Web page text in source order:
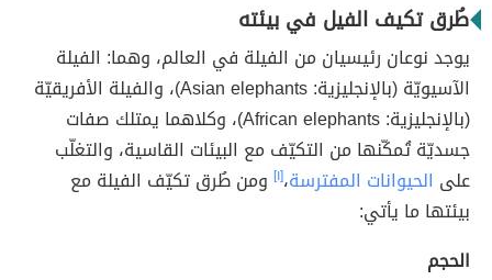
طُرق تكيف الفيل في بيئته
يوجد نوعان رئيسيان من الفيلة في العالم، وهما: الفيلة
الآسيويّة (بالإنجليزية: Asian elephants)، والفيلة الأفريقيّة
(بالإنجليزية: African elephants)، وكلاهما يمتلك صفات
جسديّة تُمكّنها من التكيّف مع البيئات القاسية، والتغلّب
على الحيوانات المفترسة،[١] ومن طُرق تكيّف الفيلة مع
بيئتها ما يأتي:
الحجم